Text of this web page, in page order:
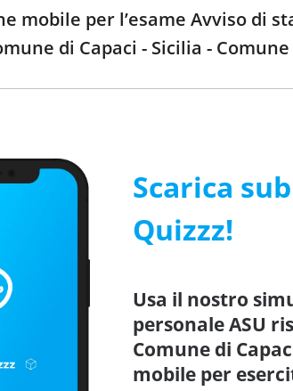
mobile per l’esame Avviso di
di Capaci - Sicilia -
Scarica
Quizzz!
Usa il nostro
personale ASU
Comune di
mobile per